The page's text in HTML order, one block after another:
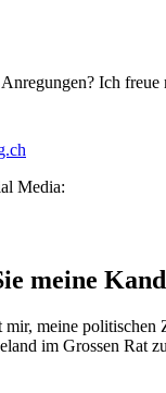
Ich
Media:
meine
meine politischen
im Grossen Rat